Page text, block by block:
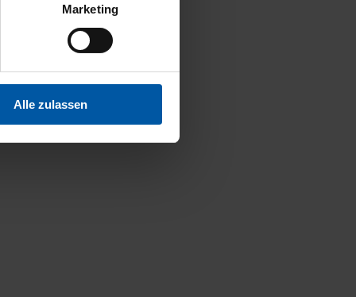
Marketing
Alle zulassen